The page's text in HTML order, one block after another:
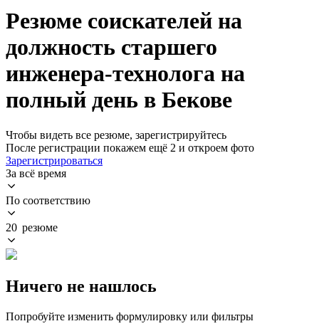
Резюме соискателей на
должность старшего
инженера-технолога на
полный день в Бекове
Чтобы видеть все резюме, зарегистрируйтесь
После регистрации покажем ещё 2 и откроем фото
Зарегистрироваться
За всё время
По соответствию
20 резюме
Ничего не нашлось
Попробуйте изменить формулировку или фильтры